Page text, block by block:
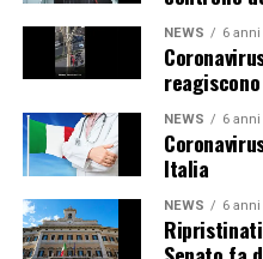
NEWS 6 anni
reagiscono
NEWS 6 anni
Italia
NEWS 6 anni